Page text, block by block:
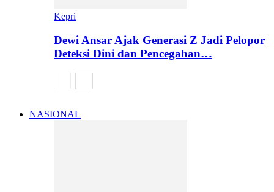
Kepri
Dewi Ansar Ajak Generasi Z Jadi Pelopor
Deteksi Dini dan Pencegahan…
NASIONAL